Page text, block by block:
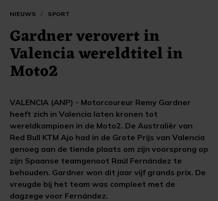
NIEUWS / SPORT
Gardner verovert in
Valencia wereldtitel in
Moto2
VALENCIA (ANP) - Motorcoureur Remy Gardner
heeft zich in Valencia laten kronen tot
wereldkampioen in de Moto2. De Australiër van
Red Bull KTM Ajo had in de Grote Prijs van Valencia
genoeg aan de tiende plaats om zijn voorsprong op
zijn Spaanse teamgenoot Raúl Fernández te
behouden. Gardner won dit jaar vijf grands prix. De
vreugde bij het team was compleet met de
dagzege voor Fernández.